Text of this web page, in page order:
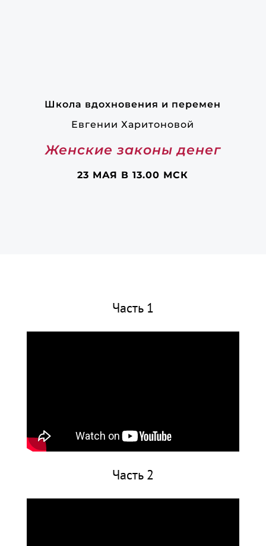
Школа вдохновения и перемен
Евгении Харитоновой
Женские законы денег
23 МАЯ В 13.00 МСК
Часть 1
Часть 2